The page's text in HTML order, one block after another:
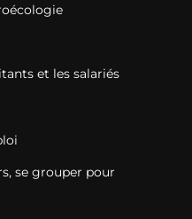
et les salariés
se grouper pour